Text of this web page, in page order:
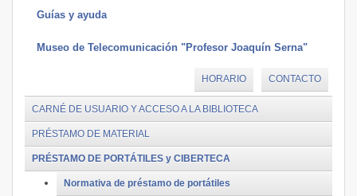
Guías y ayuda
Museo de Telecomunicación "Profesor Joaquín Serna"
HORARIO CONTACTO
CARNÉ DE USUARIO Y ACCESO A LA BIBLIOTECA
PRÉSTAMO DE MATERIAL
PRÉSTAMO DE PORTÁTILES y CIBERTECA
Normativa de préstamo de portátiles